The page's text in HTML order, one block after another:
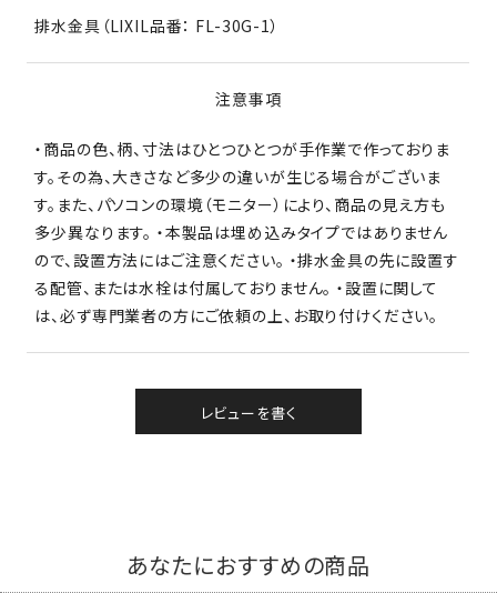
排水金具（LIXIL品番： FL-30G-1）
注意事項
・商品の色、柄、寸法はひとつひとつが手作業で作っておりま
す。その為、大きさなど多少の違いが生じる場合がございま
す。また、パソコンの環境（モニター）により、商品の見え方も
多少異なります。 ・本製品は埋め込みタイプではありません
ので、設置方法にはご注意ください。 ・排水金具の先に設置す
る配管、または水栓は付属しておりません。 ・設置に関して
は、必ず専門業者の方にご依頼の上、お取り付けください。
レビューを書く
あなたにおすすめの商品